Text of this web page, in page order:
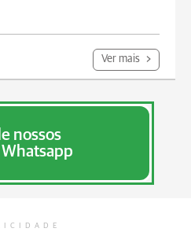
Ver mais
nossos